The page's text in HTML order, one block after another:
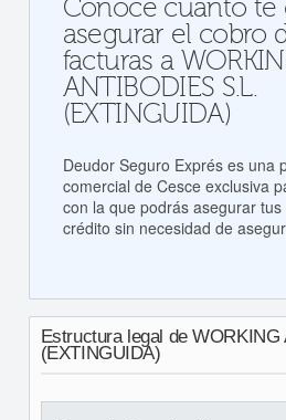
Conoce cuanto te
asegurar el cobro
facturas a
ANTIBODIES S.L.
(EXTINGUIDA)
Deudor Seguro Exprés es una
comercial de Cesce exclusiva
con la que podrás asegurar
crédito sin necesidad de
Estructura legal de WORKING
(EXTINGUIDA)